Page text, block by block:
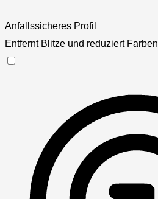
Anfallssicheres Profil
Entfernt Blitze und reduziert Farben